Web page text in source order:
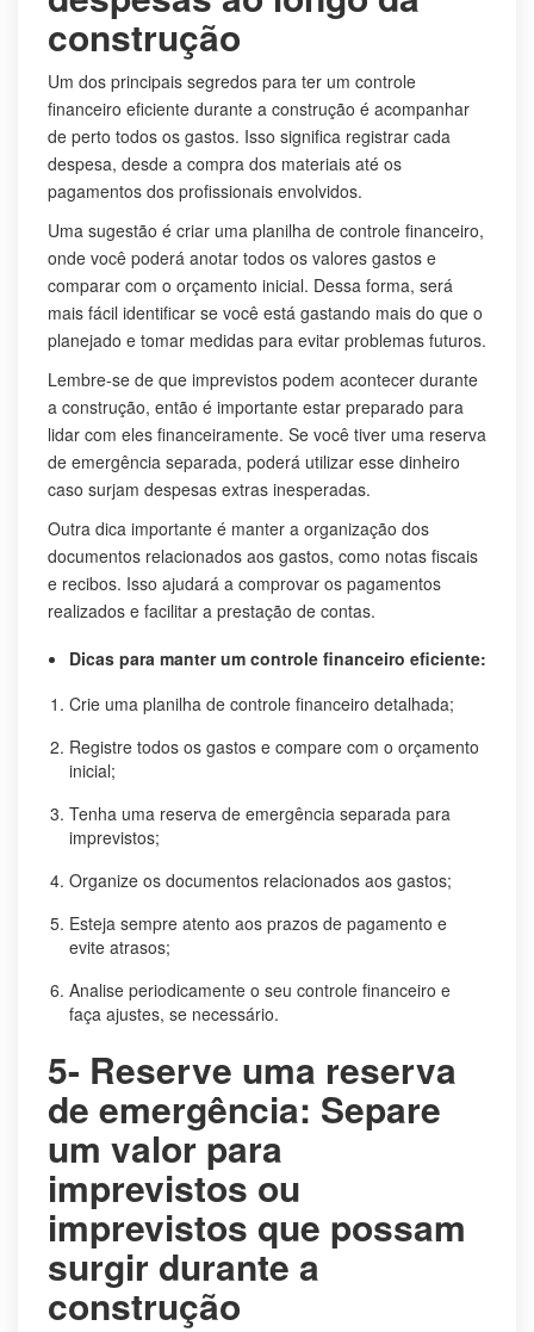
construção
Um dos principais segredos para ter um controle
financeiro eficiente durante a construção é acompanhar
de perto todos os gastos. Isso significa registrar cada
despesa, desde a compra dos materiais até os
pagamentos dos profissionais envolvidos.
Uma sugestão é criar uma planilha de controle financeiro,
onde você poderá anotar todos os valores gastos e
comparar com o orçamento inicial. Dessa forma, será
mais fácil identificar se você está gastando mais do que o
planejado e tomar medidas para evitar problemas futuros.
Lembre-se de que imprevistos podem acontecer durante
a construção, então é importante estar preparado para
lidar com eles financeiramente. Se você tiver uma reserva
de emergência separada, poderá utilizar esse dinheiro
caso surjam despesas extras inesperadas.
Outra dica importante é manter a organização dos
documentos relacionados aos gastos, como notas fiscais
e recibos. Isso ajudará a comprovar os pagamentos
realizados e facilitar a prestação de contas.
Dicas para manter um controle financeiro eficiente:
Crie uma planilha de controle financeiro detalhada;
Registre todos os gastos e compare com o orçamento
inicial;
Tenha uma reserva de emergência separada para
imprevistos;
Organize os documentos relacionados aos gastos;
Esteja sempre atento aos prazos de pagamento e
evite atrasos;
Analise periodicamente o seu controle financeiro e
faça ajustes, se necessário.
5- Reserve uma reserva
de emergência: Separe
um valor para
imprevistos ou
imprevistos que possam
surgir durante a
construção